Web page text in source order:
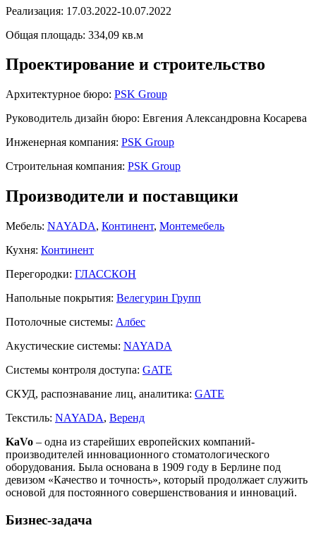
Реализация: 17.03.2022-10.07.2022
Общая площадь: 334,09 кв.м
Проектирование и строительство
Архитектурное бюро: PSK Group
Руководитель дизайн бюро: Евгения Александровна Косарева
Инженерная компания: PSK Group
Строительная компания: PSK Group
Производители и поставщики
Мебель: NAYADA, Континент, Монтемебель
Кухня: Континент
Перегородки: ГЛАССКОН
Напольные покрытия: Велегурин Групп
Потолочные системы: Албес
Акустические системы: NAYADA
Системы контроля доступа: GATE
СКУД, распознавание лиц, аналитика: GATE
Текстиль: NAYADA, Веренд
KaVo – одна из старейших европейских компаний-
производителей инновационного стоматологического
оборудования. Была основана в 1909 году в Берлине под
девизом «Качество и точность», который продолжает служить
основой для постоянного совершенствования и инноваций.
Бизнес-задача